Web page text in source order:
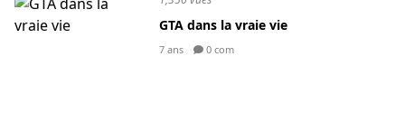
GTA dans la vraie vie
7 ans 0 com